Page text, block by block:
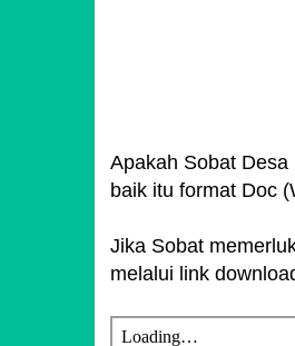
Apakah Sobat
baik itu format Doc
Jika Sobat
melalui link